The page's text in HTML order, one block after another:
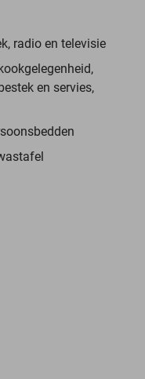
radio en televisie
en servies,